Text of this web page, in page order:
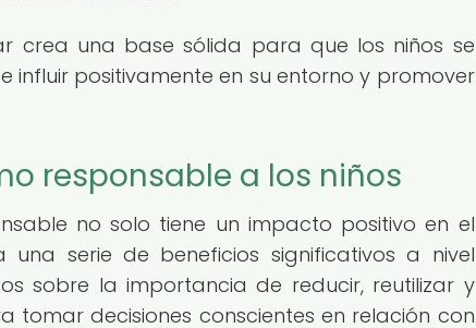
crea una base sólida para que los niños se
positivamente en su entorno y promover
responsable a los niños
no solo tiene un impacto positivo en el
serie de beneficios significativos a nivel
sobre la importancia de reducir, reutilizar y
tomar decisiones conscientes en relación con